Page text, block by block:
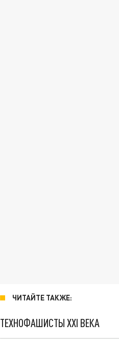
ЧИТАЙТЕ ТАКЖЕ:
ТЕХНОФАШИСТЫ XXI ВЕКА